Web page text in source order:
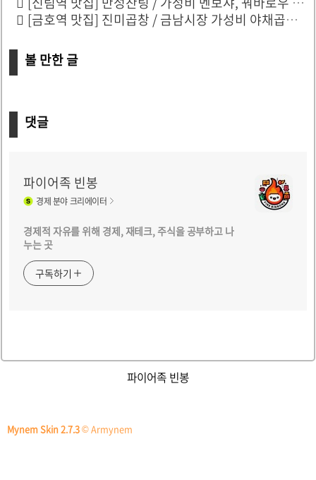
[금호역 맛집] 진미곱창 / 금남시장 가성비 야채곱창 / 푸딘코 맛집 솔직후기
볼 만한 글
댓글
파이어족 빈봉
경제분야 크리에이터
경제적 자유를 위해 경제, 재테크, 주식을 공부하고 나
누는 곳
구독하기
파이어족 빈봉
Mynem Skin 2.7.3© Armynem